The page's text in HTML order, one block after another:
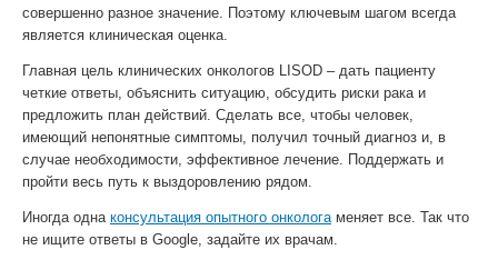
совершенно разное значение. Поэтому ключевым шагом всегда
является клиническая оценка.
Главная цель клинических онкологов LISOD – дать пациенту
четкие ответы, объяснить ситуацию, обсудить риски рака и
предложить план действий. Сделать все, чтобы человек,
имеющий непонятные симптомы, получил точный диагноз и, в
случае необходимости, эффективное лечение. Поддержать и
пройти весь путь к выздоровлению рядом.
Иногда одна консультация опытного онкологаменяет все. Так что
не ищите ответы в Google, задайте их врачам.